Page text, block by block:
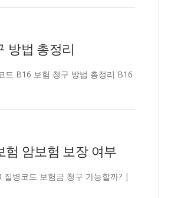
방법 총정리
드 B16 보험 청구 방법 총정리 B16
암보험 보장 여부
질병코드 보험금 청구 가능할까? |